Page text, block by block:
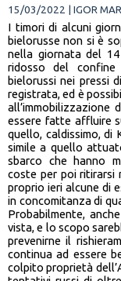
15/03/2022 | IGOR
I timori di alcuni
bielorusse non si è
nella giornata del
ridosso del confine
bielorussi nei pressi
registrata, ed è
all’immobilizzazione
essere fatte affluire
quello, caldissimo, di
simile a quello
sbarco che hanno
coste per poi ritirarsi
proprio ieri alcune di
in concomitanza di
Probabilmente,
vista, e lo scopo
prevenirne il
continua ad essere
colpito proprietà